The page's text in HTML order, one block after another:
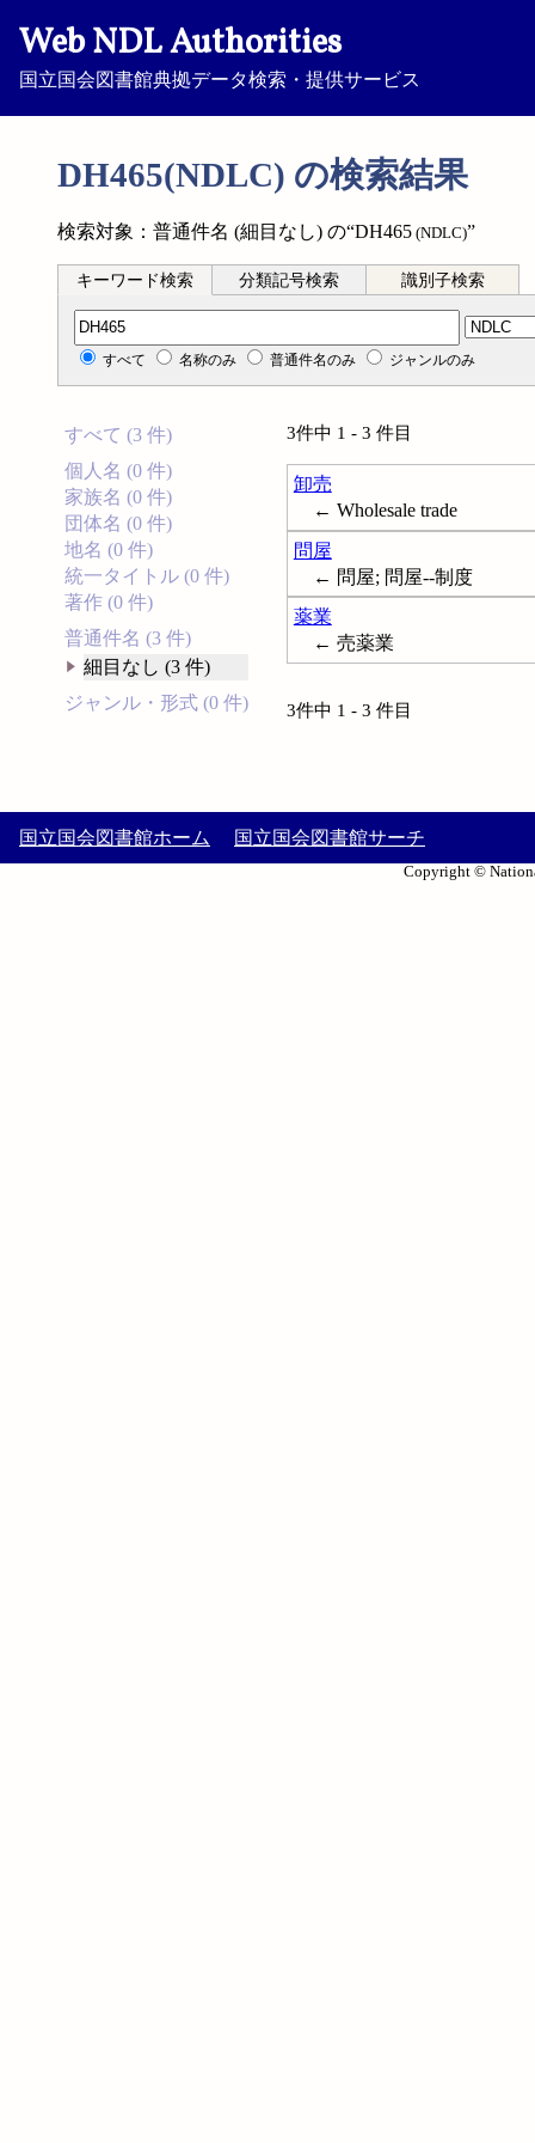
Web NDL Authorities
国立国会図書館典拠データ検索・提供サービス
DH465(NDLC) の検索結果
検索対象：普通件名 (細目なし) の“DH465 (NDLC)”
キーワード検索 分類記号検索 識別子検索
分類記号検索
すべて 名称のみ 普通件名のみ ジャンルのみ
すべて (3 件)
個人名 (0 件)
家族名 (0 件)
団体名 (0 件)
地名 (0 件)
統一タイトル (0 件)
著作 (0 件)
普通件名 (3 件)
細目なし (3 件)
ジャンル・形式 (0 件)
3件中 1 - 3 件目
卸売
← Wholesale trade
問屋
← 問屋; 問屋--制度
薬業
← 売薬業
3件中 1 - 3 件目
国立国会図書館ホーム 国立国会図書館サーチ
Copyright ©